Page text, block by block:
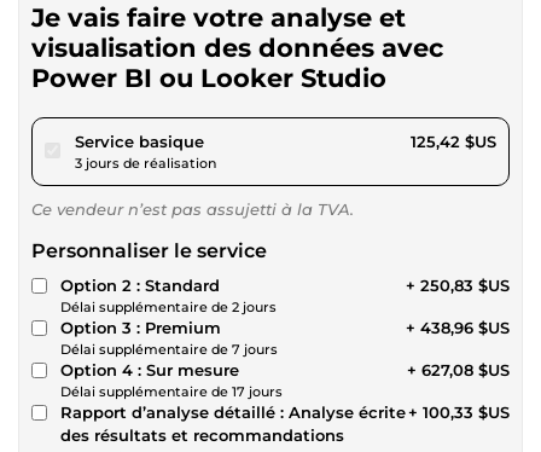
Je vais faire votre analyse et
visualisation des données avec
Power BI ou Looker Studio
Service basiquepour 115,59 $US
3 jours de réalisation
125,42 $US
Ce vendeur n’est pas assujetti à la TVA.
Personnaliser le service
Option 2 : Standard
Délai supplémentaire de 2 jours
+ 250,83 $US
Option 3 : Premium
Délai supplémentaire de 7 jours
+ 438,96 $US
Option 4 : Sur mesure
Délai supplémentaire de 17 jours
+ 627,08 $US
Rapport d’analyse détaillé : Analyse écrite
des résultats et recommandations
+ 100,33 $US